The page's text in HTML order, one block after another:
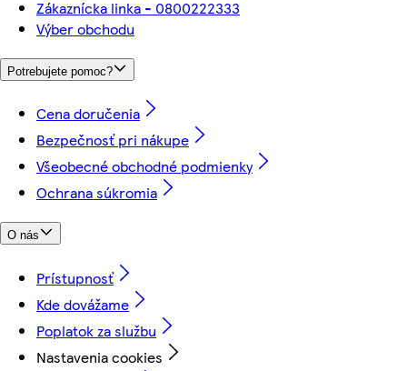
Zákaznícka linka - 0800222333
Výber obchodu
Potrebujete pomoc?
Cena doručenia
Bezpečnosť pri nákupe
Všeobecné obchodné podmienky
Ochrana súkromia
O nás
Prístupnosť
Kde dovážame
Poplatok za službu
Nastavenia cookies